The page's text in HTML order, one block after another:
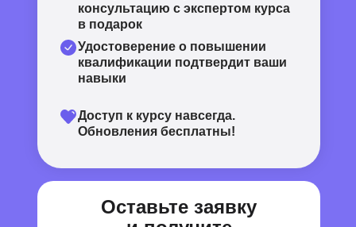
Оставьте заявку
консультацию с экспертом курса
в подарок
Доступ к курсу навсегда.
Обновления бесплатны!
Удостоверение о повышении
квалификации подтвердит ваши
навыки